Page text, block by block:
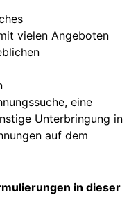
vielen Angeboten
eine
Unterbringung in
auf dem
in dieser